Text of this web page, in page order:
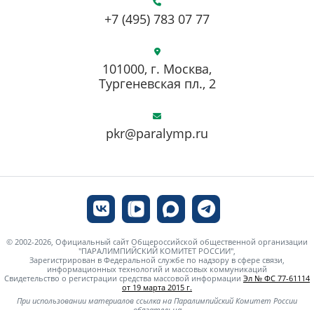
+7 (495) 783 07 77
pkr@paralymp.ru
101000, г. Москва,
Тургеневская пл., 2
© 2002-2026, Официальный сайт Общероссийской общественной организации
"ПАРАЛИМПИЙСКИЙ КОМИТЕТ РОССИИ",
Зарегистрирован в Федеральной службе по надзору в сфере связи,
информационных технологий и массовых коммуникаций
Свидетельство о регистрации средства массовой информации Эл № ФС 77-61114
от 19 марта 2015 г.
При использовании материалов ссылка на Паралимпийский Комитет России